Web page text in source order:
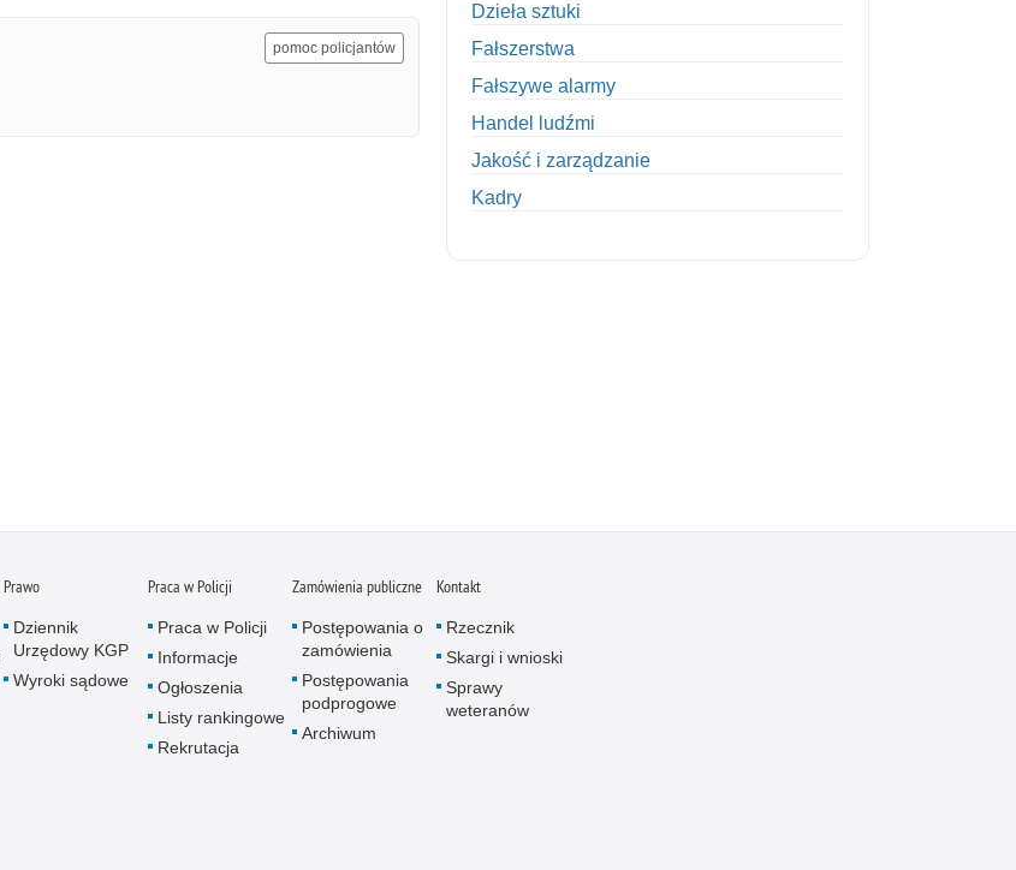
pomoc policjantów
Dzieła sztuki
Fałszerstwa
Fałszywe alarmy
Handel ludźmi
Jakość i zarządzanie
Kadry
Nietrzeźwi kierujący
Nietrzeźwi opiekunowie
Prawo
Dziennik
Urzędowy KGP
Wyroki sądowe
Praca w Policji
Praca w Policji
Informacje
Ogłoszenia
Listy rankingowe
Rekrutacja
Zamówienia publiczne
Postępowania o
zamówienia
Postępowania
podprogowe
Archiwum
Kontakt
Rzecznik
Skargi i wnioski
Sprawy
weteranów